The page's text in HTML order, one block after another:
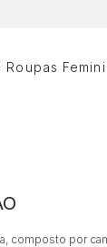
Roupas
composto por